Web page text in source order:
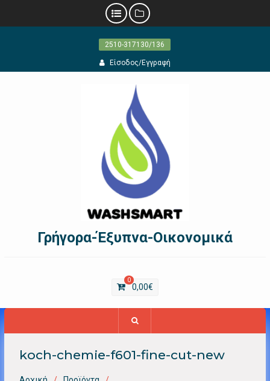
2510-317130/136
Είσοδος/Εγγραφή
Γρήγορα-Έξυπνα-Οικονομικά
0
0,00€
koch-chemie-f601-fine-cut-new